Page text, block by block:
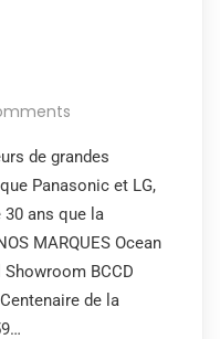
de grandes
Panasonic et LG,
30 ans que la
MARQUES Ocean
BCCD
de la